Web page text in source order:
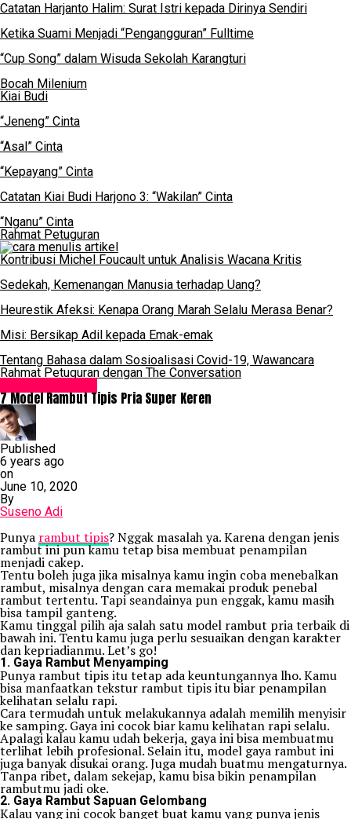
Catatan Harjanto Halim: Surat Istri kepada Dirinya Sendiri
Ketika Suami Menjadi “Pengangguran” Fulltime
“Cup Song” dalam Wisuda Sekolah Karangturi
Bocah Milenium
Kiai Budi
“Jeneng” Cinta
“Asal” Cinta
“Kepayang” Cinta
Catatan Kiai Budi Harjono 3: “Wakilan” Cinta
“Nganu” Cinta
Rahmat Petuguran
Kontribusi Michel Foucault untuk Analisis Wacana Kritis
Sedekah, Kemenangan Manusia terhadap Uang?
Heurestik Afeksi: Kenapa Orang Marah Selalu Merasa Benar?
Misi: Bersikap Adil kepada Emak-emak
Tentang Bahasa dalam Sosioalisasi Covid-19, Wawancara
Rahmat Petuguran dengan The Conversation
7 Model Rambut Tipis Pria Super Keren
Published
6 years ago
on
June 10, 2020
By
Suseno Adi
Punya rambut tipis? Nggak masalah ya. Karena dengan jenis
rambut ini pun kamu tetap bisa membuat penampilan
menjadi cakep.
Tentu boleh juga jika misalnya kamu ingin coba menebalkan
rambut, misalnya dengan cara memakai produk penebal
rambut tertentu. Tapi seandainya pun enggak, kamu masih
bisa tampil ganteng.
Kamu tinggal pilih aja salah satu model rambut pria terbaik di
bawah ini. Tentu kamu juga perlu sesuaikan dengan karakter
dan kepriadianmu. Let’s go!
1. Gaya Rambut Menyamping
Punya rambut tipis itu tetap ada keuntungannya lho. Kamu
bisa manfaatkan tekstur rambut tipis itu biar penampilan
kelihatan selalu rapi.
Cara termudah untuk melakukannya adalah memilih menyisir
ke samping. Gaya ini cocok biar kamu kelihatan rapi selalu.
Apalagi kalau kamu udah bekerja, gaya ini bisa membuatmu
terlihat lebih profesional. Selain itu, model gaya rambut ini
juga banyak disukai orang. Juga mudah buatmu mengaturnya.
Tanpa ribet, dalam sekejap, kamu bisa bikin penampilan
rambutmu jadi oke.
2. Gaya Rambut Sapuan Gelombang
Kalau yang ini cocok banget buat kamu yang punya jenis